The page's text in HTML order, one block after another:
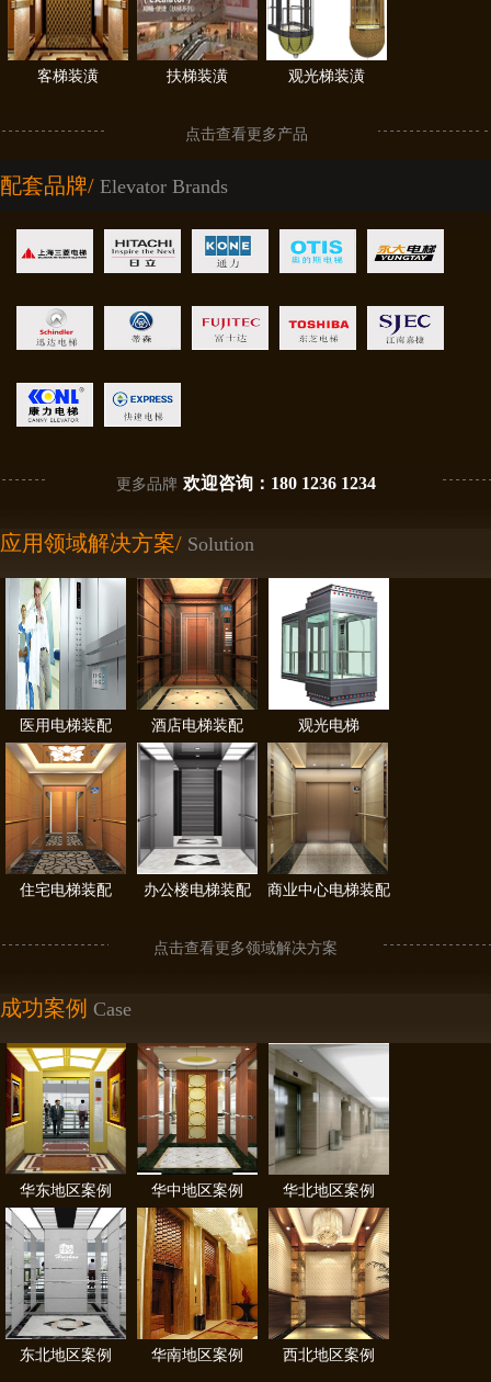
客梯装潢 扶梯装潢 观光梯装潢
点击查看更多产品
配套品牌/ Elevator Brands
更多品牌 欢迎咨询：180 1236 1234
应用领域解决方案/ Solution
医用电梯装配 酒店电梯装配 观光电梯
住宅电梯装配 办公楼电梯装配 商业中心电梯装配
点击查看更多领域解决方案
成功案例 Case
华东地区案例 华中地区案例 华北地区案例
东北地区案例 华南地区案例 西北地区案例